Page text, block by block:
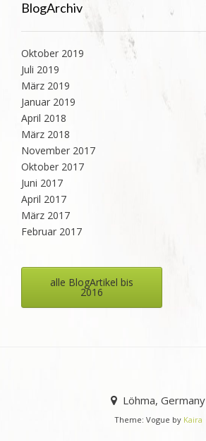
BlogArchiv
Oktober 2019
Juli 2019
März 2019
Januar 2019
April 2018
März 2018
November 2017
Oktober 2017
Juni 2017
April 2017
März 2017
Februar 2017
alle BlogArtikel bis
2016
Löhma, Germany
Theme: Vogue by Kaira